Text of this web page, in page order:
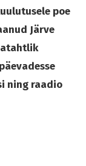
poe
Järve
ning raadio